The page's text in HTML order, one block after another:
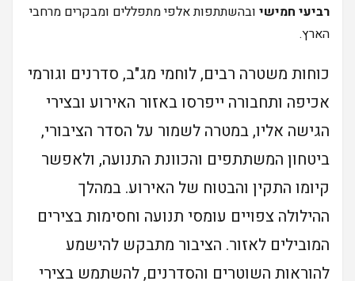
רביעי חמישי ובהשתתפות אלפי מתפללים ומבקרים מרחבי
הארץ.
כוחות משטרה רבים, לוחמי מג"ב, סדרנים וגורמי
אכיפה ותחבורה ייפרסו באזור האירוע ובצירי
הגישה אליו, במטרה לשמור על הסדר הציבורי,
ביטחון המשתתפים והכוונת התנועה, ולאפשר
קיומו התקין והבטוח של האירוע. במהלך
ההילולה צפויים עומסי תנועה וחסימות בצירים
המובילים לאזור. הציבור מתבקש להישמע
להוראות השוטרים והסדרנים, להשתמש בצירי